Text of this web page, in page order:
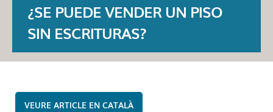
¿SE PUEDE VENDER UN PISO
SIN ESCRITURAS?
CATALÀ